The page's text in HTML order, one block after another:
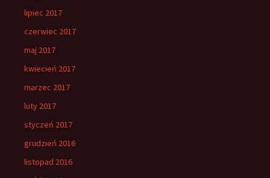
lipiec 2017
czerwiec 2017
maj 2017
kwiecień 2017
marzec 2017
luty 2017
styczeń 2017
grudzień 2016
listopad 2016